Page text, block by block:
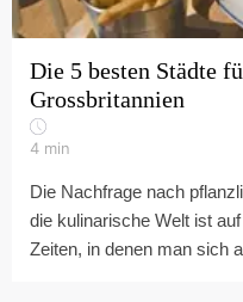
Die 5 besten Städte
Grossbritannien
4 min
Die Nachfrage nach
die kulinarische Welt ist
Zeiten, in denen man sich